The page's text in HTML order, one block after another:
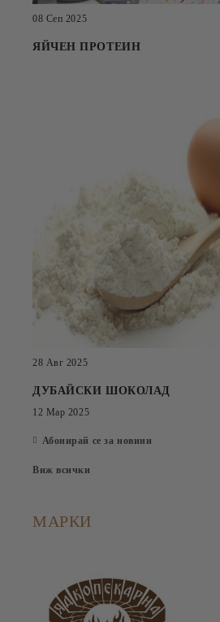
08 Сеп 2025
ЯЙЧЕН ПРОТЕИН
28 Авг 2025
ДУБАЙСКИ ШОКОЛАД
12 Мар 2025
Абонирай се за новини
Виж всички
МАРКИ